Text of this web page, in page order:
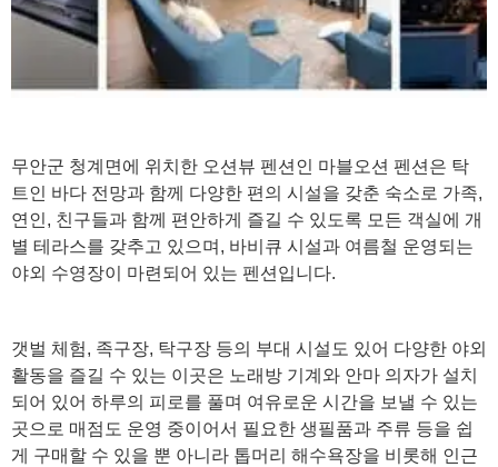
무안군 청계면에 위치한 오션뷰 펜션인 마블오션 펜션은 탁
트인 바다 전망과 함께 다양한 편의 시설을 갖춘 숙소로 가족,
연인, 친구들과 함께 편안하게 즐길 수 있도록 모든 객실에 개
별 테라스를 갖추고 있으며, 바비큐 시설과 여름철 운영되는
야외 수영장이 마련되어 있는 펜션입니다.
갯벌 체험, 족구장, 탁구장 등의 부대 시설도 있어 다양한 야외
활동을 즐길 수 있는 이곳은 노래방 기계와 안마 의자가 설치
되어 있어 하루의 피로를 풀며 여유로운 시간을 보낼 수 있는
곳으로 매점도 운영 중이어서 필요한 생필품과 주류 등을 쉽
게 구매할 수 있을 뿐 아니라 톱머리 해수욕장을 비롯해 인근